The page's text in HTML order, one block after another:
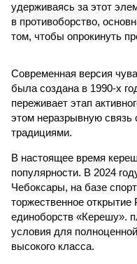
удерживаясь за этот
в противоборство,
том, чтобы опрокинуть
Современная версия
была создана в 1990-х
переживает этап
этом неразрывную
традициями.
В настоящее время
популярности. В 2024
Чебоксары, на базе
торжественное открытие
единоборств «Керешу».
условия для
высокого класса.